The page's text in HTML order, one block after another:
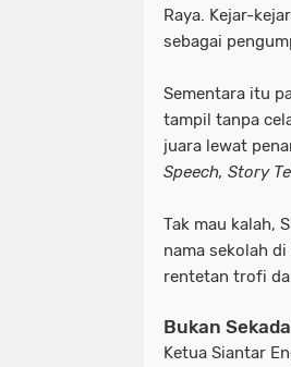
Raya. Kejar-
sebagai
Sementara itu
tampil tanpa
juara lewat
Speech, Story
Tak mau kalah,
nama sekolah
rentetan trofi
Bukan
​Ketua Siantar